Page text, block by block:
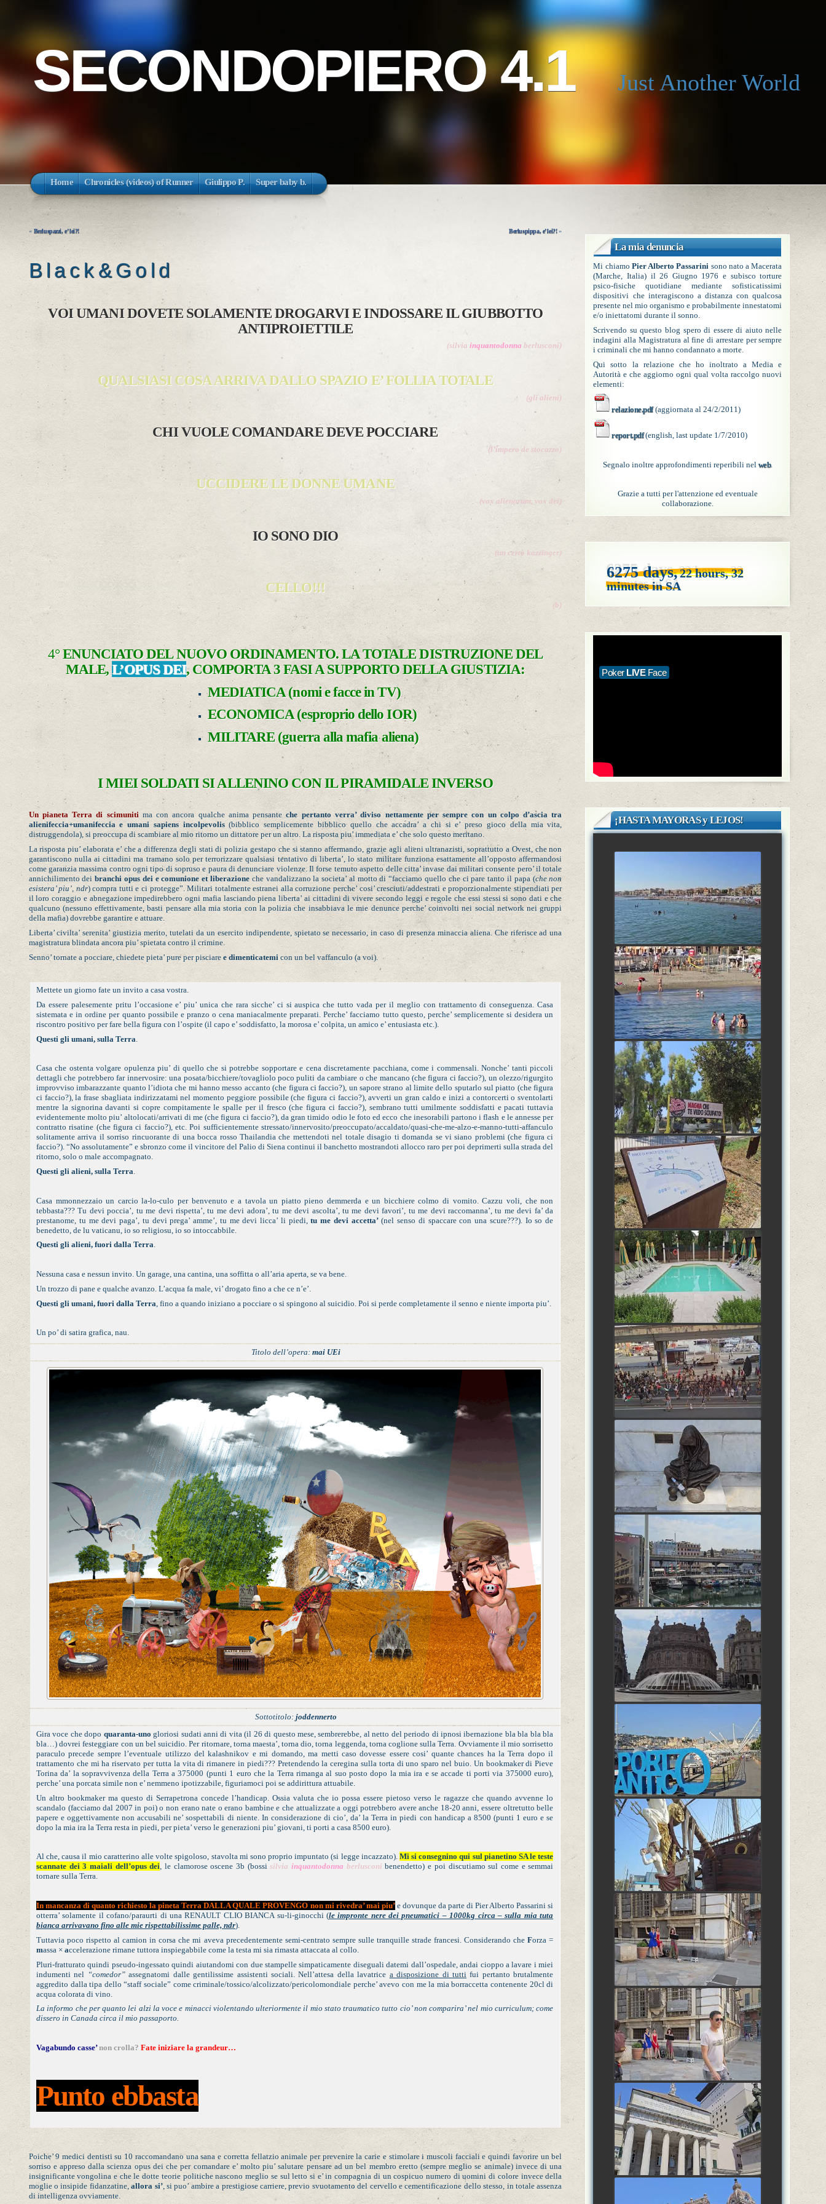
SECONDOPIERO 4.1 Just Another World
Home Chronicles (videos) of Runner Giulippo P. Super baby b.
« Berluspazzi, e’ lei?! Berluspippa, e’ lei?!»
B l a c k & G o l d
VOI UMANI DOVETE SOLAMENTE DROGARVI E INDOSSARE IL GIUBBOTTO
ANTIPROIETTILE
(silviainquantodonna berlusconi)
QUALSIASI COSA ARRIVA DALLO SPAZIO E’ FOLLIA TOTALE
(gli alieni)
CHI VUOLE COMANDARE DEVE POCCIARE
(l’impero de stocazzo)
UCCIDERE LE DONNE UMANE
(vox alienorum, vox dei)
IO SONO DIO
(un certo kazzinger)
CELLO!!!
(b)
4°ENUNCIATO DEL NUOVO ORDINAMENTO. LA TOTALE DISTRUZIONE DEL
MALE,L’OPUS DEI, COMPORTA 3 FASI A SUPPORTO DELLA GIUSTIZIA:
MEDIATICA (nomi e facce in TV)
ECONOMICA (esproprio dello IOR)
MILITARE (guerra alla mafia aliena)
I MIEI SOLDATI SI ALLENINO CON IL PIRAMIDALE INVERSO
Un pianeta Terra di scimunitima con ancora qualche anima pensanteche pertanto verra’ diviso nettamente per sempre con un colpo d’ascia tra
alienifeccia+umanifeccia e umani sapiens incolpevolis(bibblico semplicemente bibblico quello che accadra’ a chi si e’ preso gioco della mia vita,
distruggendola), si preoccupa di scambiare al mio ritorno un dittatore per un altro. La risposta piu’ immediata e’ che solo questo meritano.
La risposta piu’ elaborata e’ che a differenza degli stati di polizia gestapo che si stanno affermando, grazie agli alieni ultranazisti, soprattutto a Ovest, che non
garantiscono nulla ai cittadini ma tramano solo per terrorizzare qualsiasi tentativo di liberta’, lo stato militare funziona esattamente all’opposto affermandosi
come garanzia massima contro ogni tipo di sopruso e paura di denunciare violenze. Il forse temuto aspetto delle citta’ invase dai militari consente pero’ il totale
annichilimento deibranchi opus dei e comunione et liberazioneche vandalizzano la societa’ al motto di “facciamo quello che ci pare tanto il papa (che non
esistera’ piu’, ndr) compra tutti e ci protegge”. Militari totalmente estranei alla corruzione perche’ cosi’ cresciuti/addestrati e proporzionalmente stipendiati per
il loro coraggio e abnegazione impedirebbero ogni mafia lasciando piena liberta’ ai cittadini di vivere secondo leggi e regole che essi stessi si sono dati e che
qualcuno (nessuno effettivamente, basti pensare alla mia storia con la polizia che insabbiava le mie denunce perche’ coinvolti nei social network nei gruppi
della mafia) dovrebbe garantire e attuare.
Liberta’ civilta’ serenita’ giustizia merito, tutelati da un esercito indipendente, spietato se necessario, in caso di presenza minaccia aliena. Che riferisce ad una
magistratura blindata ancora piu’ spietata contro il crimine.
Senno’ tornate a pocciare, chiedete pieta’ pure per pisciare e dimenticatemi con un bel vaffanculo (a voi).
Mettete un giorno fate un invito a casa vostra.
Da essere palesemente pritu l’occasione e’ piu’ unica che rara sicche’ ci si auspica che tutto vada per il meglio con trattamento di conseguenza. Casa
sistemata e in ordine per quanto possibile e pranzo o cena maniacalmente preparati. Perche’ facciamo tutto questo, perche’ semplicemente si desidera un
riscontro positivo per fare bella figura con l’ospite (il capo e’ soddisfatto, la morosa e’ colpita, un amico e’ entusiasta etc.).
Questi gli umani, sulla Terra
Casa che ostenta volgare opulenza piu’ di quello che si potrebbe sopportare e cena discretamente pacchiana, come i commensali. Nonche’ tanti piccoli
dettagli che potrebbero far innervosire: una posata/bicchiere/tovagliolo poco puliti da cambiare o che mancano (che figura ci faccio?), un olezzo/rigurgito
improvviso imbarazzante quanto l’idiota che mi hanno messo accanto (che figura ci faccio?), un sapore strano al limite dello sputarlo sul piatto (che figura
ci faccio?), la frase sbagliata indirizzatami nel momento peggiore possibile (che figura ci faccio?), avverti un gran caldo e inizi a contorcerti o sventolarti
mentre la signorina davanti si copre compitamente le spalle per il fresco (che figura ci faccio?), sembrano tutti umilmente soddisfatti e pacati tuttavia
evidentemente molto piu’ altolocati/arrivati di me (che figura ci faccio?), da gran timido odio le foto ed ecco che inesorabili partono i flash e le annesse per
contratto risatine (che figura ci faccio?), etc. Poi sufficientemente stressato/innervosito/preoccupato/accaldato/quasi-che-me-alzo-e-manno-tutti-affanculo
solitamente arriva il sorriso rincuorante di una bocca rosso Thailandia che mettendoti nel totale disagio ti domanda se vi siano problemi (che figura ci
faccio?). “No assolutamente” e sbronzo come il vincitore del Palio di Siena continui il banchetto mostrandoti allocco raro per poi deprimerti sulla strada del
ritorno, solo o male accompagnato.
Questi gli alieni, sulla Terra.
Casa mmonnezzaio un carcio la-lo-culo per benvenuto e a tavola un piatto pieno demmerda e un bicchiere colmo di vomito. Cazzu voli, che non
tebbasta??? Tu devi poccia’, tu me devi rispetta’, tu me devi adora’, tu me devi ascolta’, tu me devi favori’, tu me devi raccomanna’, tu me devi fa’ da
prestanome, tu me devi paga’, tu devi prega’ amme’, tu me devi licca’ li piedi,tu me devi accetta’(nel senso di spaccare con una scure???). Io so de
benedetto, de lu vaticanu, io so religiosu, io so intoccabbile.
Questi gli alieni, fuori dalla Terra.
Nessuna casa e nessun invito. Un garage, una cantina, una soffitta o all’aria aperta, se va bene.
Un trozzo di pane e qualche avanzo. L’acqua fa male, vi’ drogato fino a che ce n’e’.
Questi gli umani, fuori dalla Terra , fino a quando iniziano a pocciare o si spingono al suicidio. Poi si perde completamente il senno e niente importa piu’.
Un po’ di satira grafica, nau.
Titolo dell’opera: mai UEi
Sottotitolo: joddennerto
Gira voce che dopo quaranta-uno gloriosi sudati anni di vita (il 26 di questo mese, sembrerebbe, al netto del periodo di ipnosi ibernazione bla bla bla bla
bla…) dovrei festeggiare con un bel suicidio. Per ritornare, torna maesta’, torna dio, torna leggenda, torna coglione sulla Terra. Ovviamente il mio sorrisetto
paraculo precede sempre l’eventuale utilizzo del kalashnikov e mi domando, ma metti caso dovesse essere cosi’ quante chances ha la Terra dopo il
trattamento che mi ha riservato per tutta la vita di rimanere in piedi??? Pretendendo la ceregina sulla torta di uno sparo nel buio. Un bookmaker di Pieve
Torina da’ la sopravvivenza della Terra a 375000 (punti 1 euro che la Terra rimanga al suo posto dopo la mia ira e se accade ti porti via 375000 euro),
perche’ una porcata simile non e’ nemmeno ipotizzabile, figuriamoci poi se addirittura attuabile.
Un altro bookmaker ma questo di Serrapetrona concede l’handicap. Ossia valuta che io possa essere pietoso verso le ragazze che quando avvenne lo
scandalo (facciamo dal 2007 in poi) o non erano nate o erano bambine e che attualizzate a oggi potrebbero avere anche 18-20 anni, essere oltretutto belle
papere e oggettivamente non accusabili ne’ sospettabili di niente. In considerazione di cio’, da’ la Terra in piedi con handicap a 8500 (punti 1 euro e se
dopo la mia ira la Terra resta in piedi, per pieta’ verso le generazioni piu’ giovani, ti porti a casa 8500 euro).
Al che, causa il mio caratterino alle volte spigoloso, stavolta mi sono proprio impuntato (si legge incazzato). Mi si consegnino qui sul pianetino SA le teste
scannate dei 3 maiali dell’opus dei, le clamorose oscene 3b (bossisilviainquantodonna berlusconi benendetto) e poi discutiamo sul come e semmai
tornare sulla Terra.
In mancanza di quanto richiesto la pineta Terra DALLA QUALE PROVENGO non mi rivedra’ mai piu’e dovunque da parte di Pier Alberto Passarini si
otterra’ solamente il cofano/paraurti di una RENAULT CLIO BIANCA su-li-ginocchi (le impronte nere dei pneumatici – 1000kg circa – sulla mia tuta
bianca arrivavano fino alle mie rispettabilissime palle, ndr).
Tuttavia poco rispetto al camion in corsa che mi aveva precedentemente semi-centrato sempre sulle tranquille strade francesi. Considerando cheForza =
massa × accelerazione rimane tuttora inspiegabbile come la testa mi sia rimasta attaccata al collo.
Pluri-fratturato quindi pseudo-ingessato quindi aiutandomi con due stampelle simpaticamente diseguali datemi dall’ospedale, andai cioppo a lavare i miei
indumenti nel “comedor”assegnatomi dalle gentilissime assistenti sociali. Nell’attesa della lavatrice a disposizione di tutti fui pertanto brutalmente
aggredito dalla tipa dello “staff sociale” come criminale/tossico/alcolizzato/pericolomondiale perche’ avevo con me la mia borraccetta contenente 20cl di
acqua colorata di vino.
La informo che per quanto lei alzi la voce e minacci violentando ulteriormente il mio stato traumatico tutto cio’ non comparira’ nel mio curriculum; come
dissero in Canada circa il mio passaporto.
Vagabundo casse’ non crolla? Fate iniziare la grandeur…
Punto ebbasta
Poiche’ 9 medici dentisti su 10 raccomandano una sana e corretta fellatzio animale per prevenire la carie e stimolare i muscoli facciali e quindi favorire un bel
sorriso e appreso dalla scienza opus dei che per comandare e’ molto piu’ salutare pensare ad un bel membro eretto (sempre meglio se animale) invece di una
insignificante vongolina e che le dotte teorie politiche nascono meglio se sul letto si e’ in compagnia di un cospicuo numero di uomini di colore invece della
moglie o insipide fidanzatine,allora si’, si puo’ ambire a prestigiose carriere, previo svuotamento del cervello e cementificazione dello stesso, in totale assenza
di intelligenza ovviamente.
La mia denuncia
Mi chiamo Pier Alberto Passarini sono nato a Macerata
(Marche, Italia) il 26 Giugno 1976 e subisco torture
psico-fisiche quotidiane mediante sofisticatissimi
dispositivi che interagiscono a distanza con qualcosa
presente nel mio organismo e probabilmente innestatomi
e/o iniettatomi durante il sonno.
Scrivendo su questo blog spero di essere di aiuto nelle
indagini alla Magistratura al fine di arrestare per sempre
i criminali che mi hanno condannato a morte.
Qui sotto la relazione che ho inoltrato a Media e
Autorità e che aggiorno ogni qual volta raccolgo nuovi
elementi:
relazione.pdf(aggiornata al 24/2/2011)
report.pdf(english, last update 1/7/2010)
Segnalo inoltre approfondimenti reperibili nel web.
Grazie a tutti per l'attenzione ed eventuale
collaborazione.
6275 days,22 hours, 32
minutesin SA
Poker LIVEFace
¡HASTA MAYORAS y LEJOS!
AMMATARRAM'MARALL'ANDROCCHIA,
Ostia Lido, Lazio, Italia
watch video
3 Luglio 2026: FASE
AMMATARRAM'MARALL'ANDROCCHIA,
Ostia Lido, Lazio, Italia
watch video
3 Luglio 2026: FASE
AMMATARRAM'MARALL'ANDROCCHIA,
Ostia Antica, Lazio, Italia
watch video
3 Luglio 2026: FASE
AMMATARRAM'MARALL'ANDROCCHIA,
Ostia Antica, Lazio, Italia
watch video
2 Luglio 2026: FASE
AMMATARRAM'MARALL'ANDROCCHIA,
Ostia Antica, Lazio, Italia
watch video
30 Giugno 2026: FASE
AMMATARRAM'MARALL'ANDROCCHIA,
Genova, Liguria, Italia
watch video
29 Giugno 2026: FASE
AMMATARRAM'MARALL'ANDROCCHIA,
Genova, Liguria, Italia
watch video
29 Giugno 2026: FASE
AMMATARRAM'MARALL'ANDROCCHIA,
Genova, Liguria, Italia
watch video
29 Giugno 2026: FASE
AMMATARRAM'MARALL'ANDROCCHIA,
Genova, Liguria, Italia
watch video
AMMATARRAM'MARALL'ANDROCCHIA,
Genova, Liguria, Italia
watch video
27 Giugno 2026: FASE
AMMATARRAM'MARALL'ANDROCCHIA,
Genova, Liguria, Italia
watch video
27 Giugno 2026: FASE
AMMATARRAM'MARALL'ANDROCCHIA,
Genova, Liguria, Italia
watch video
27 Giugno 2026: FASE
AMMATARRAM'MARALL'ANDROCCHIA,
Genova, Liguria, Italia
watch video
27 Giugno 2026: FASE
AMMATARRAM'MARALL'ANDROCCHIA,
Genova, Liguria, Italia
watch video
27 Giugno 2026: FASE